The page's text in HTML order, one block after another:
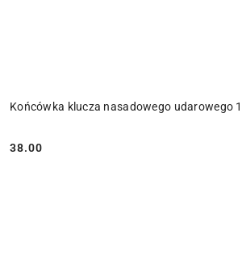
Końcówka klucza nasadowego udarowego
Cena:
38.00